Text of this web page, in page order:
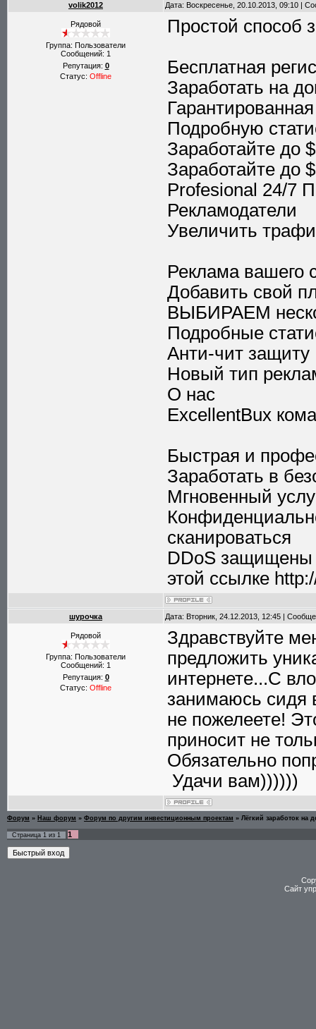
volik2012 Дата: Воскресенье, 20.10.2013, 09:10 |
Рядовой
Группа: Пользователи
Сообщений: 1
Репутация: 0
Статус: Offline
Простой способ
Бесплатная
Заработать на
Подробную
Заработайте до
Заработайте до
Profesional 24/7
Рекламодатели
Увеличить
Реклама вашего
Добавить свой
ВЫБИРАЕМ
Подробные
Анти-чит защиту
Новый тип
О нас
ExcellentBux
Быстрая и
Заработать в
Мгновенный
сканироваться
DDoS защищены
этой ссылке
шурочка Дата: Вторник, 24.12.2013, 12:45 |
Рядовой
Группа: Пользователи
Сообщений: 1
Репутация: 0
Статус: Offline
Здравствуйте
предложить
интернете...С
занимаюсь сидя
не пожелеете!
приносит не
Обязательно
Удачи вам))))))
Форум » Наш форум » Форум по другим инвестиционным проектам » Лёгкий заработок на
Страница 1 из 1 1
Сайт